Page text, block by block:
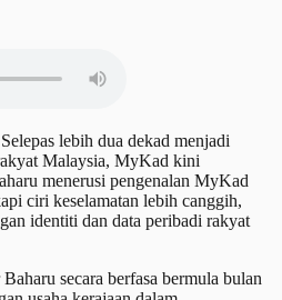
lebih dua dekad menjadi
Malaysia, MyKad kini
menerusi pengenalan MyKad
ciri keselamatan lebih canggih,
identiti dan data peribadi rakyat
secara berfasa bermula bulan